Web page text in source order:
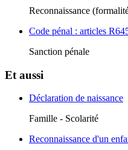
Reconnaissance
Code pénal : articles
Sanction pénale
Et aussi
Déclaration de naissance
Famille - Scolarité
Reconnaissance d'un